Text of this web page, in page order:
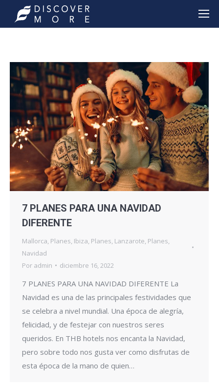
7 PLANES PARA UNA NAVIDAD
DIFERENTE
Mallorca, Planes, Ibiza, Planes, Lanzarote, Planes,
Navidad
Por admin diciembre 16, 2022
7 PLANES PARA UNA NAVIDAD DIFERENTE La
Navidad es una de las principales festividades que
se celebra a nivel mundial. Una época de alegría,
felicidad, y de festejar con nuestros seres
queridos. En THB hotels nos encanta la Navidad,
pero sobre todo nos gusta ver como disfrutas de
esta época de la mano de quien…